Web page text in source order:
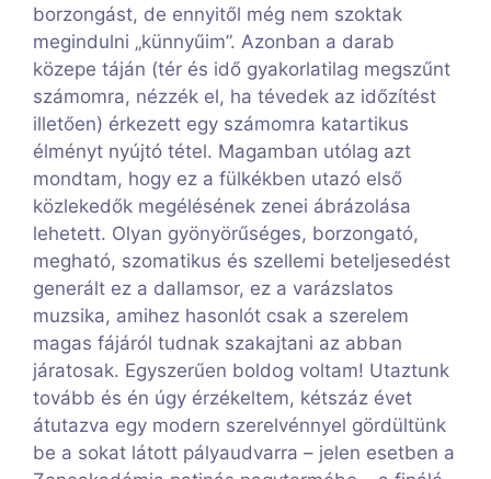
borzongást, de ennyitől még nem szoktak
megindulni „künnyűim”. Azonban a darab
közepe táján (tér és idő gyakorlatilag megszűnt
számomra, nézzék el, ha tévedek az időzítést
illetően) érkezett egy számomra katartikus
élményt nyújtó tétel. Magamban utólag azt
mondtam, hogy ez a fülkékben utazó első
közlekedők megélésének zenei ábrázolása
lehetett. Olyan gyönyörűséges, borzongató,
megható, szomatikus és szellemi beteljesedést
generált ez a dallamsor, ez a varázslatos
muzsika, amihez hasonlót csak a szerelem
magas fájáról tudnak szakajtani az abban
járatosak. Egyszerűen boldog voltam! Utaztunk
tovább és én úgy érzékeltem, kétszáz évet
átutazva egy modern szerelvénnyel gördültünk
be a sokat látott pályaudvarra – jelen esetben a